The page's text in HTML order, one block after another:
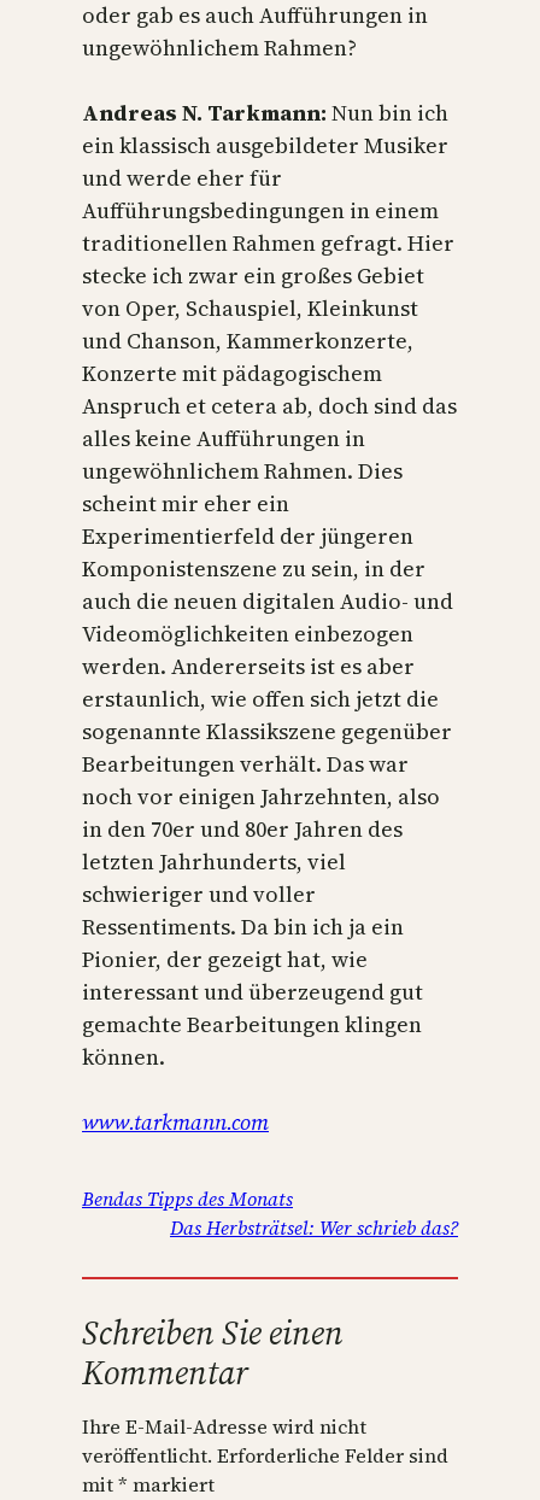
oder gab es auch Aufführungen in
ungewöhnlichem Rahmen?
Andreas N. Tarkmann: Nun bin ich
ein klassisch ausgebildeter Musiker
und werde eher für
Aufführungsbedingungen in einem
traditionellen Rahmen gefragt. Hier
stecke ich zwar ein großes Gebiet
von Oper, Schauspiel, Kleinkunst
und Chanson, Kammerkonzerte,
Konzerte mit pädagogischem
Anspruch et cetera ab, doch sind das
alles keine Aufführungen in
ungewöhnlichem Rahmen. Dies
scheint mir eher ein
Experimentierfeld der jüngeren
Komponistenszene zu sein, in der
auch die neuen digitalen Audio- und
Videomöglichkeiten einbezogen
werden. Andererseits ist es aber
erstaunlich, wie offen sich jetzt die
sogenannte Klassikszene gegenüber
Bearbeitungen verhält. Das war
noch vor einigen Jahrzehnten, also
in den 70er und 80er Jahren des
letzten Jahrhunderts, viel
schwieriger und voller
Ressentiments. Da bin ich ja ein
Pionier, der gezeigt hat, wie
interessant und überzeugend gut
gemachte Bearbeitungen klingen
können.
www.tarkmann.com
Bendas Tipps des Monats
Das Herbsträtsel: Wer schrieb das?
Schreiben Sie einen
Kommentar
Ihre E-Mail-Adresse wird nicht
veröffentlicht. Erforderliche Felder sind
mit* markiert